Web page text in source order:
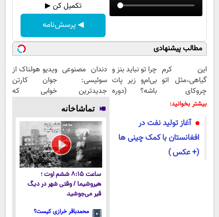
تکمیل کن ▶
◀ پرسش‌نامه
مطالب پیشنهادی
Image failed to
load
این کرم
گیاهی،مثل اتو
چروکای
پوستتوصاف
Image failed to
load
چرا تو نباید بنز و
بی‌ام‌و زیر پات
باشه؟ (دوره
load
دندان مصنوعی
سوئیسی:
جدیدترین
فناوری اروپا،
سبک و مقاوم |
پرداخت قسطی
Image failed to
load
ویدیو هولناک از
جوان کارتن
خوابی که
بیشتر بخوانید:
آغاز تولید نفت در
افغانستان با کمک چینی ها
(+ عکس )
تماشاخانه
ساعت ۸:۱۵ ششم اوت ؛
هیروشیما / وقتی شهر در دیگ
قیر می‌جوشید
محمدباقر خرازی کیست؟